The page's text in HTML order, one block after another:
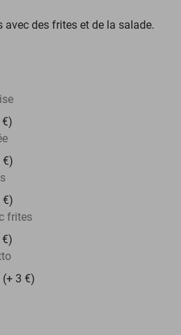
des frites et de la salade.
€)
€)
€)
frites
3 €)